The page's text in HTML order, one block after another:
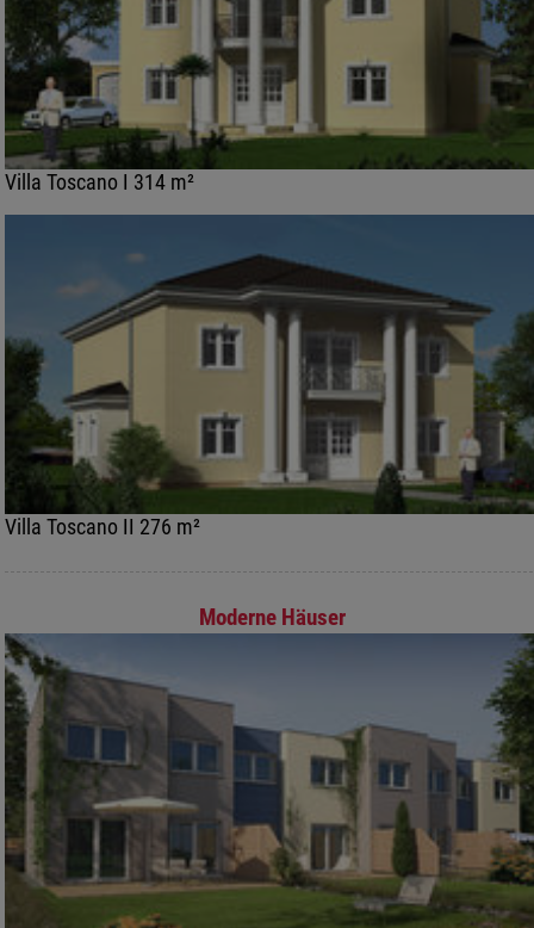
Villa Toscano I 314 m²
Villa Toscano II 276 m²
Moderne Häuser